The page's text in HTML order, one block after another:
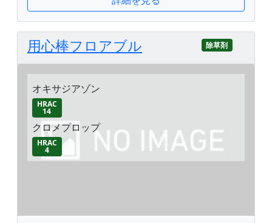
用心棒フロアブル 除草剤
オキサジアゾン
HRAC
14
クロメプロップ
HRAC
4